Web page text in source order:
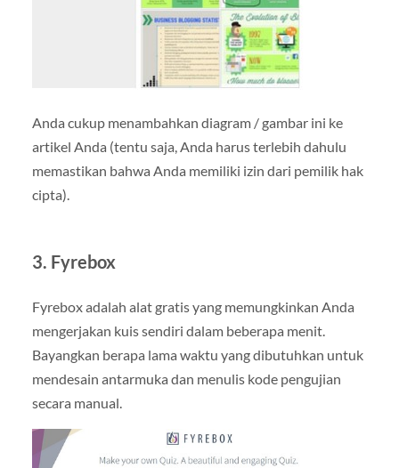
Anda cukup menambahkan diagram / gambar ini ke
artikel Anda (tentu saja, Anda harus terlebih dahulu
memastikan bahwa Anda memiliki izin dari pemilik hak
cipta).
3. Fyrebox
Fyrebox adalah alat gratis yang memungkinkan Anda
mengerjakan kuis sendiri dalam beberapa menit.
Bayangkan berapa lama waktu yang dibutuhkan untuk
mendesain antarmuka dan menulis kode pengujian
secara manual.